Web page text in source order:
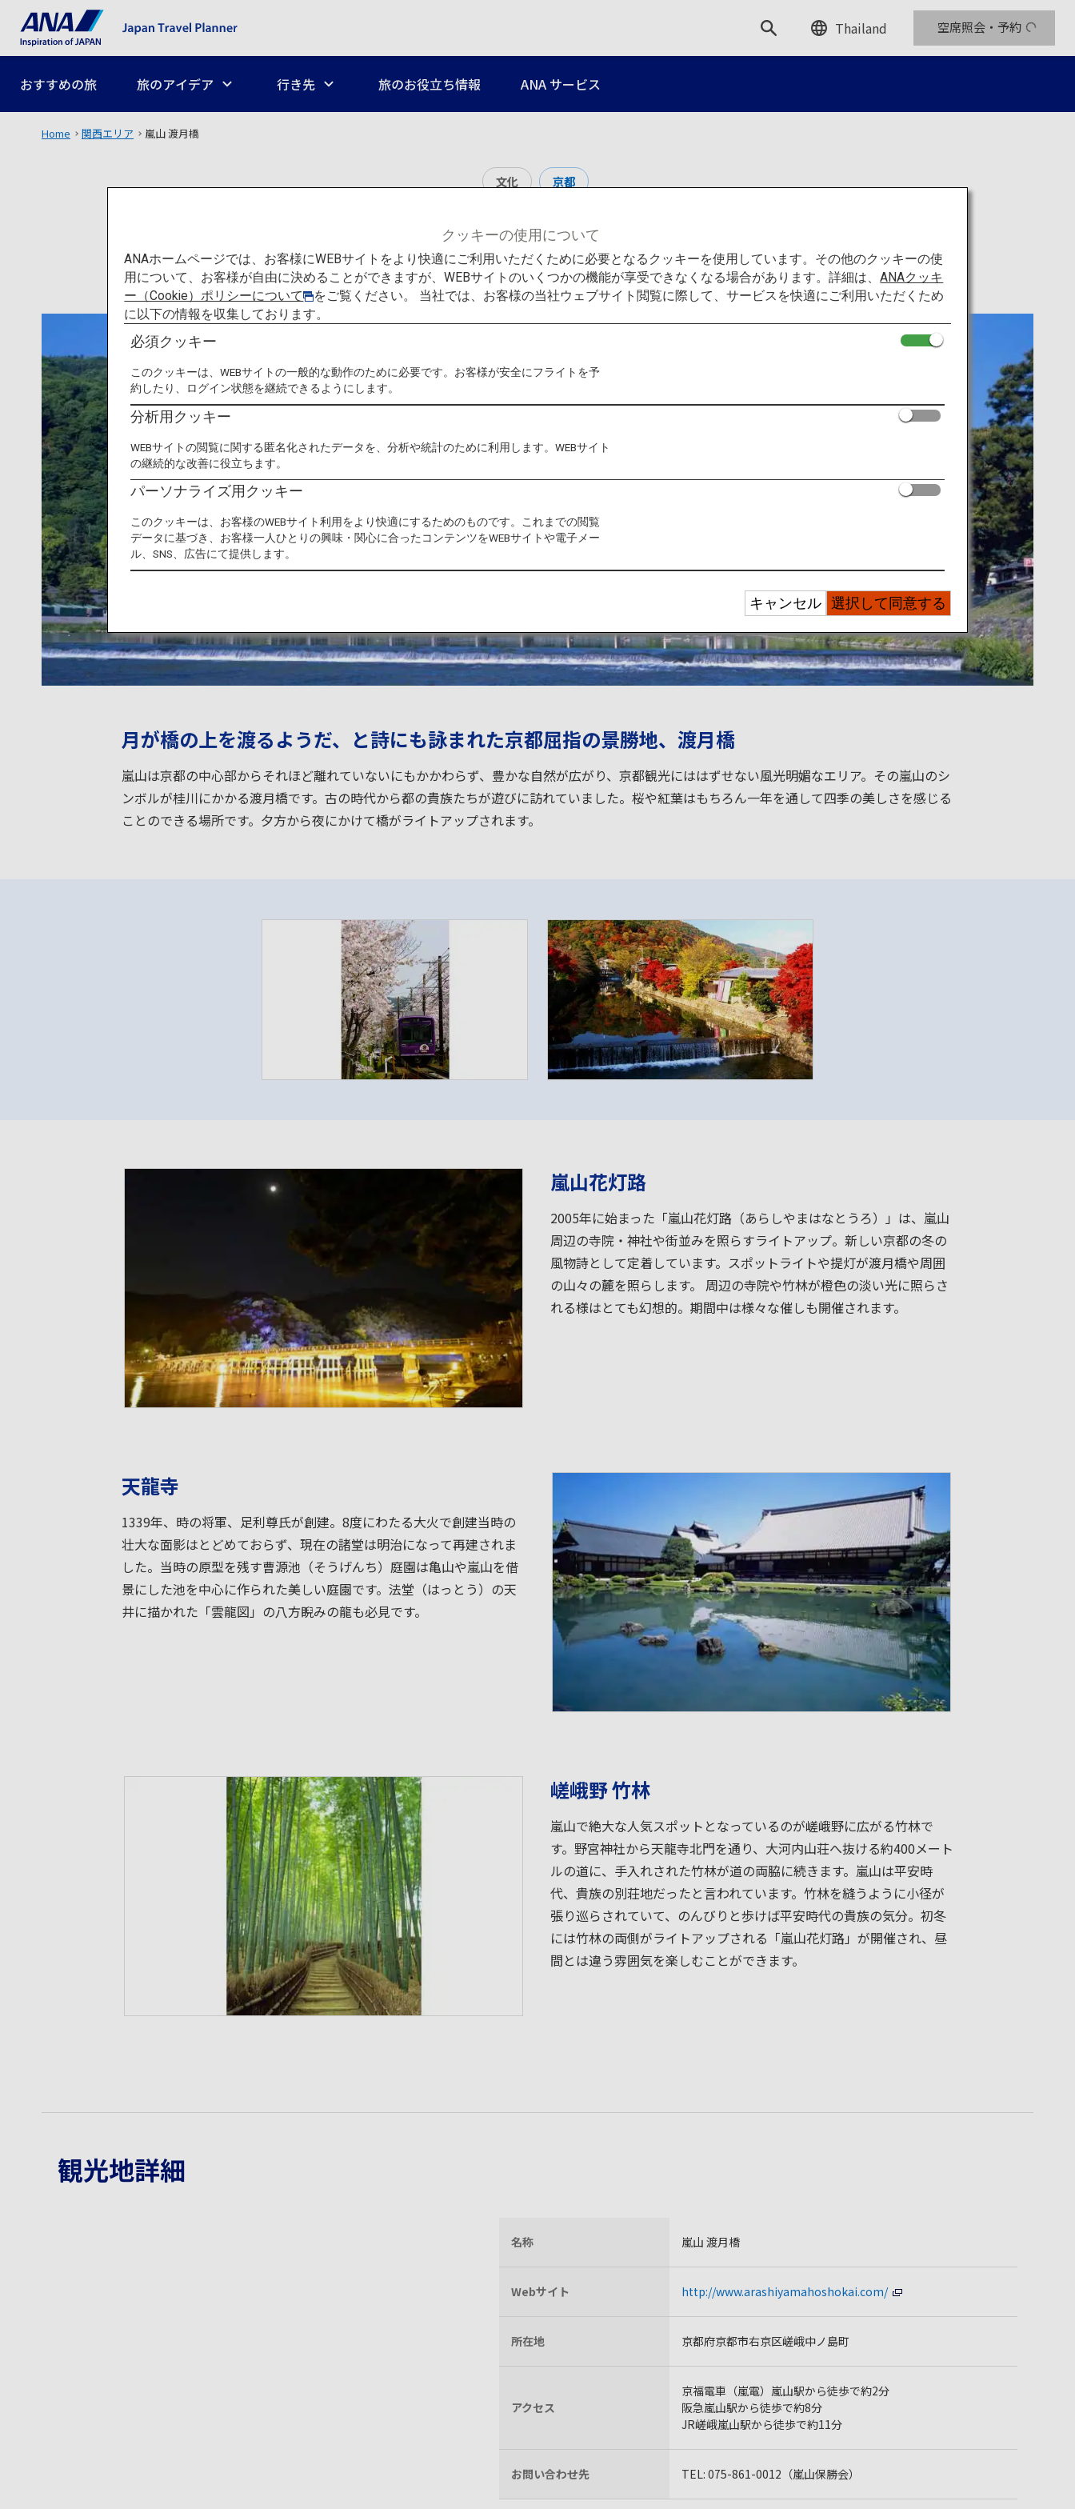
Thailand 空席照会・予約
おすすめの旅 旅のアイデア 行き先 旅のお役立ち情報 ANA サービス
Home 関西エリア 嵐山 渡月橋
文化 京都
嵐山 渡月橋
月が橋の上を渡るようだ、と詩にも詠まれた京都屈指の景勝地、渡月橋
嵐山は京都の中心部からそれほど離れていないにもかかわらず、豊かな自然が広がり、京都観光にははずせない風光明媚なエリア。その嵐山のシ
ンボルが桂川にかかる渡月橋です。古の時代から都の貴族たちが遊びに訪れていました。桜や紅葉はもちろん一年を通して四季の美しさを感じる
ことのできる場所です。夕方から夜にかけて橋がライトアップされます。
嵐山花灯路
2005年に始まった「嵐山花灯路（あらしやまはなとうろ）」は、嵐山
周辺の寺院・神社や街並みを照らすライトアップ。新しい京都の冬の
風物詩として定着しています。スポットライトや提灯が渡月橋や周囲
の山々の麓を照らします。 周辺の寺院や竹林が橙色の淡い光に照らさ
れる様はとても幻想的。期間中は様々な催しも開催されます。
天龍寺
1339年、時の将軍、足利尊氏が創建。8度にわたる大火で創建当時の
壮大な面影はとどめておらず、現在の諸堂は明治になって再建されま
した。当時の原型を残す曹源池（そうげんち）庭園は亀山や嵐山を借
景にした池を中心に作られた美しい庭園です。法堂（はっとう）の天
井に描かれた「雲龍図」の八方睨みの龍も必見です。
嵯峨野 竹林
嵐山で絶大な人気スポットとなっているのが嵯峨野に広がる竹林で
す。野宮神社から天龍寺北門を通り、大河内山荘へ抜ける約400メート
ルの道に、手入れされた竹林が道の両脇に続きます。嵐山は平安時
代、貴族の別荘地だったと言われています。竹林を縫うように小径が
張り巡らされていて、のんびりと歩けば平安時代の貴族の気分。初冬
には竹林の両側がライトアップされる「嵐山花灯路」が開催され、昼
間とは違う雰囲気を楽しむことができます。
観光地詳細
名称 嵐山 渡月橋
Webサイト http://www.arashiyamahoshokai.com/
所在地 京都府京都市右京区嵯峨中ノ島町
アクセス
京福電車（嵐電）嵐山駅から徒歩で約2分
阪急嵐山駅から徒歩で約8分
JR嵯峨嵐山駅から徒歩で約11分
お問い合わせ先 TEL: 075-861-0012（嵐山保勝会）
クッキーの使用について
ANAホームページでは、お客様にWEBサイトをより快適にご利用いただくために必要となるクッキーを使用しています。その他のクッキーの使
用について、お客様が自由に決めることができますが、WEBサイトのいくつかの機能が享受できなくなる場合があります。詳細は、ANAクッキ
ー（Cookie）ポリシーについて
をご覧ください。 当社では、お客様の当社ウェブサイト閲覧に際して、サービスを快適にご利用いただくため
に以下の情報を収集しております。
必須クッキー
このクッキーは、WEBサイトの一般的な動作のために必要です。お客様が安全にフライトを予
約したり、ログイン状態を継続できるようにします。
分析用クッキー
WEBサイトの閲覧に関する匿名化されたデータを、分析や統計のために利用します。WEBサイト
の継続的な改善に役立ちます。
パーソナライズ用クッキー
このクッキーは、お客様のWEBサイト利用をより快適にするためのものです。これまでの閲覧
データに基づき、お客様一人ひとりの興味・関心に合ったコンテンツをWEBサイトや電子メー
ル、SNS、広告にて提供します。
選択して同意する
キャンセル